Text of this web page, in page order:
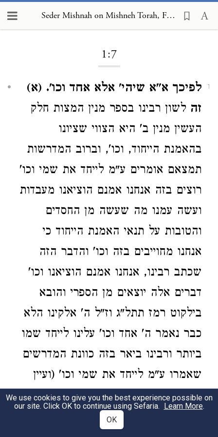
Seder Mishnah on Mishneh Torah, Foundations of the Torah 1:7
1:7
1 לפיכך א"א שיהי' אלא אחד וכו'. (א)
זה לשון רבינו בספר מנין המצות חלק
העשין מנין ב' היא הצווי שציונו
בהאמנת הייחוד, וכו', וברוב המדרשות
תמצאם אומרים ע"מ לייחד את שמי וכו'
רוצים בזה אנחנו אמנם הוציאנו מעבדות
ועשה עמנו מה שעשה מן החסדים
והטובות על תנאי האמנת הייחוד כי
אנחנו מחוייבים בזה וכו' והדבר הזה
שכתב רבינו, אנחנו אמנם הוציאנו וכו'
דברים אלה יוצאים מן הספרי והובא
בילקוט רמז תתל"ג וז"ל ה' אלקינו הלא
כבר נאמר ה' אחד וכו' עלינו לייחד שמו
ביותר ורבינו ביאר בזה כוונת המדרשים
שאמרו ע"מ לייחד את שמי וכו' (ועיין
לעיל אות ד' מה שכתבתי בסייעתא
דשמיא) והנה רבינו הוסיף על דברי
We use cookies to give you the best experience possible on
our site. Click OK to continue using Sefaria. Learn More.
OK